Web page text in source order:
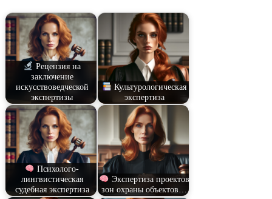
Рецензия на
заключение
искусствоведческой
экспертизы
Культурологическая
экспертиза
Психолого-
лингвистическая
судебная экспертиза
Экспертиза проектов
зон охраны объектов…